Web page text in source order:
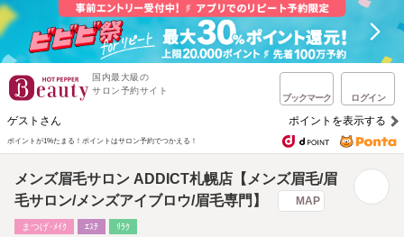
国内最大級の
サロン予約サイト
ブックマーク ログイン
ゲストさん ポイントを表示する
ポイントが1%たまる！ ポイントはサロン予約でつかえる！
メンズ眉毛サロン ADDICT札幌店【メンズ眉毛/眉
毛サロン/メンズアイブロウ/眉毛専門】
MAP
まつげ･ﾒｲｸ ｴｽﾃ ﾘﾗｸ